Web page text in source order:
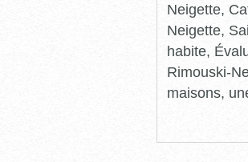
Neigette,
Neigette,
habite,
Rimouski-
maisons,